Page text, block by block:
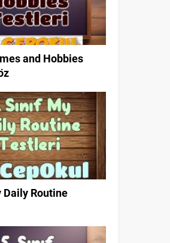
and Hobbies
Daily Routine